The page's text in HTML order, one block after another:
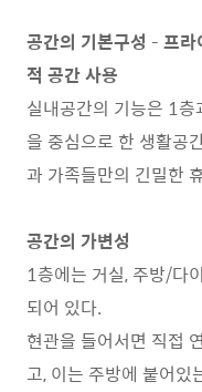
공간의 기본구성 – 프
적 공간 사용
실내공간의 기능은 1
을 중심으로 한 생활공
과 가족들만의 긴밀한
공간의 가변성
1층에는 거실, 주방/다
되어 있다.
현관을 들어서면 직접
고, 이는 주방에 붙어있